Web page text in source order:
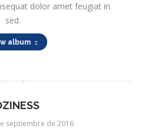
dolor amet feugiat in
sed.
album
septiembre de 2016